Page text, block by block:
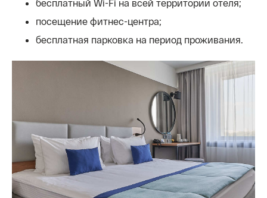
бесплатный Wi-Fi на всей территории отеля;
посещение фитнес-центра;
бесплатная парковка на период проживания.